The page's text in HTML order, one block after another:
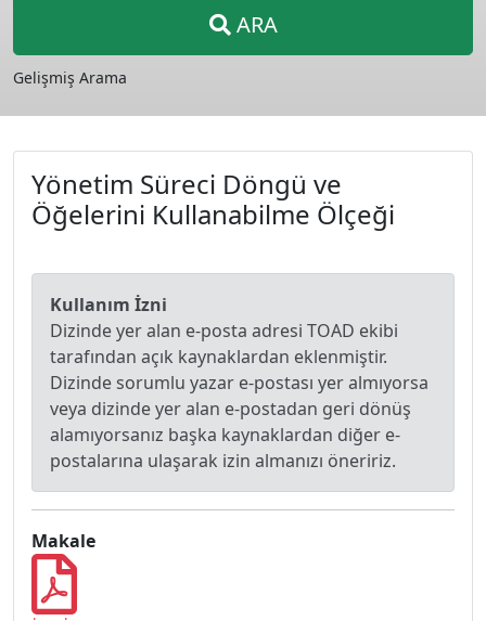
ARA
Gelişmiş Arama
Yönetim Süreci Döngü ve
Öğelerini Kullanabilme Ölçeği
Kullanım İzni
Dizinde yer alan e-posta adresi TOAD ekibi
tarafından açık kaynaklardan eklenmiştir.
Dizinde sorumlu yazar e-postası yer almıyorsa
veya dizinde yer alan e-postadan geri dönüş
alamıyorsanız başka kaynaklardan diğer e-
postalarına ulaşarak izin almanızı öneririz.
Makale